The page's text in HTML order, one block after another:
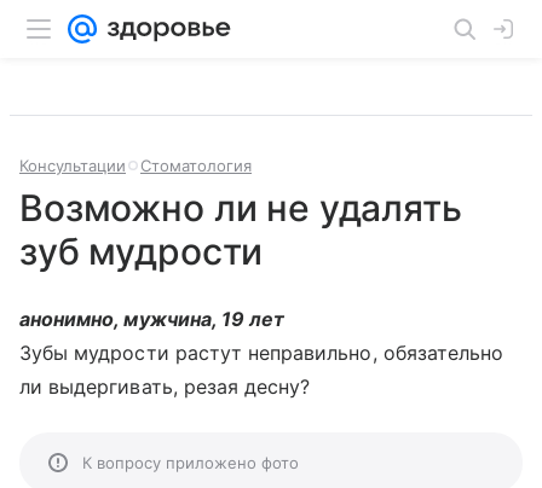
Консультации Стоматология
Возможно ли не удалять
зуб мудрости
анонимно, мужчина, 19 лет
Зубы мудрости растут неправильно, обязательно
ли выдергивать, резая десну?
К вопросу приложено фото